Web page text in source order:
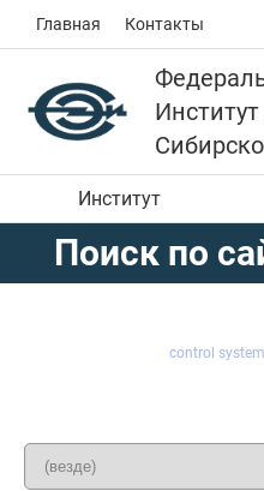
Главная Контакты
Институт
Поиск по
control